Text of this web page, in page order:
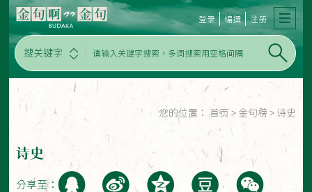
搜关键字
登录 编撰 注册
您的位置： 首页 > 金句榜 > 诗史
诗史
分享至：